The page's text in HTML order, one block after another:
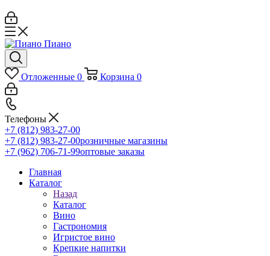
Отложенные 0 Корзина 0
Телефоны
+7 (812) 983-27-00
+7 (812) 983-27-00розничные магазины
+7 (962) 706-71-99оптовые заказы
Главная
Каталог
Назад
Каталог
Вино
Гастрономия
Игристое вино
Крепкие напитки